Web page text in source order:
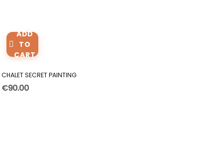
ADD
TO
CART
CHALET SECRET PAINTING
€90.00